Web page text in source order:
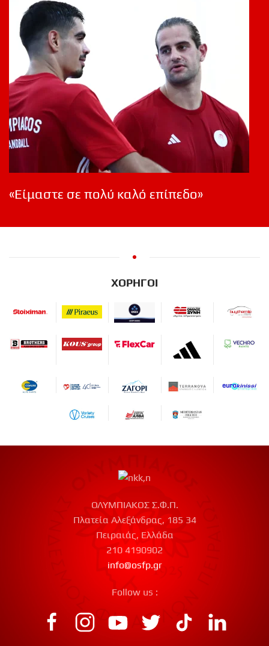
«Είμαστε σε πολύ καλό επίπεδο»
ΧΟΡΗΓΟΙ
ΟΛΥΜΠΙΑΚΟΣ Σ.Φ.Π.
Πλατεία Αλεξάνδρας, 185 34
Πειραιάς, Ελλάδα
210 4190902
info@osfp.gr
Follow us :